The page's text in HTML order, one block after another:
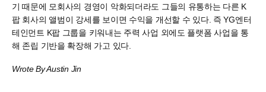
기 때문에 모회사의 경영이 악화되더라도 그들의 유통하는 다른 K
팝 회사의 앨범이 강세를 보이면 수익을 개선할 수 있다. 즉 YG엔터
테인먼트 K팝 그룹을 키워내는 주력 사업 외에도 플랫폼 사업을 통
해 존립 기반을 확장해 가고 있다.
Wrote By Austin Jin